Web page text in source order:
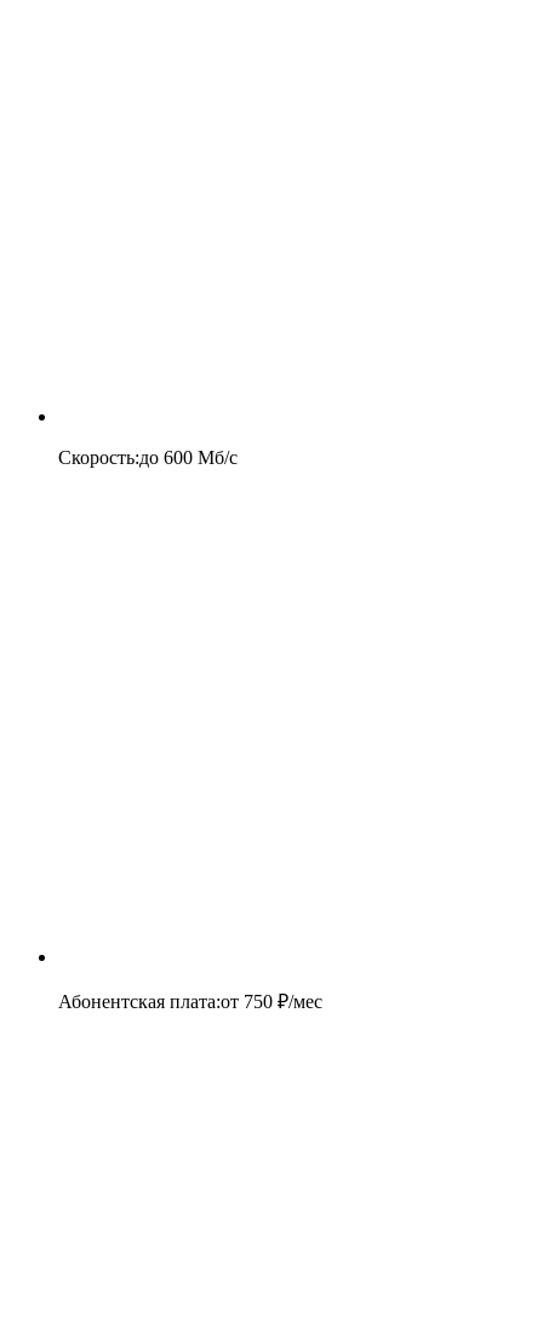
Скорость:до 600 Мб/c
Абонентская плата:от 750 ₽/мес